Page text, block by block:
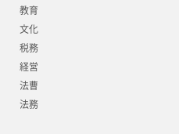
教育
文化
税務
経営
法曹
法務